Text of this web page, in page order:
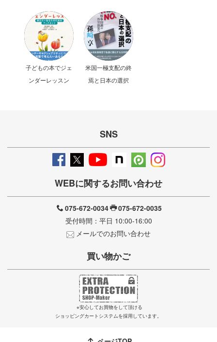
子どもの本でジェ
ンダーレッスン
米国一極支配の終
焉と日本の選択
SNS
WEBに関するお問い合わせ
075-672-0034
075-672-0035
受付時間：平日 10:00-16:00
メールでのお問い合わせ
買い物かご
※安心してお買物をして頂ける
ショッピングカートシステムを採用しています。